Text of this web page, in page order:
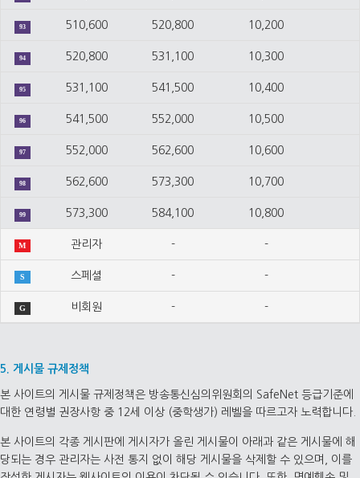
93 510,600 520,800 10,200
94 520,800 531,100 10,300
95 531,100 541,500 10,400
96 541,500 552,000 10,500
97 552,000 562,600 10,600
98 562,600 573,300 10,700
99 573,300 584,100 10,800
M 관리자 - -
S 스페셜 - -
G 비회원 - -
5. 게시물 규제정책
본 사이트의 게시물 규제정책은 방송통신심의위원회의 SafeNet 등급기준에
대한 연령별 권장사항 중 12세 이상 (중학생가) 레벨을 따르고자 노력합니다.
본 사이트의 각종 게시판에 게시자가 올린 게시물이 아래과 같은 게시물에 해
당되는 경우 관리자는 사전 통지 없이 해당 게시물을 삭제할 수 있으며, 이를